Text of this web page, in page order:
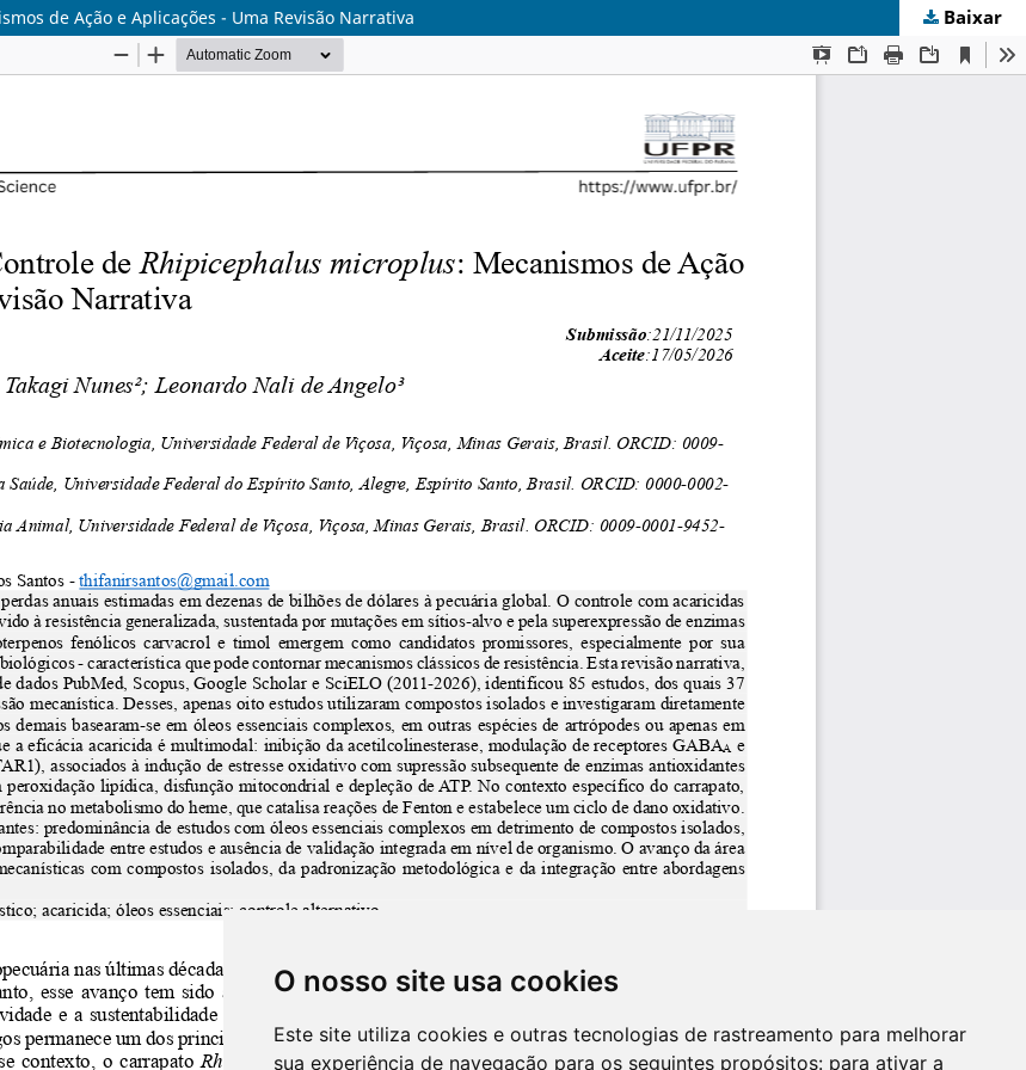
O nosso site usa cookies
Este site utiliza cookies e outras tecnologias de rastreamento para melhorar
sua experiência de navegação para os seguintes propósitos: para ativar a
de Ação e Aplicações - Uma Revisão Narrativa Baixar